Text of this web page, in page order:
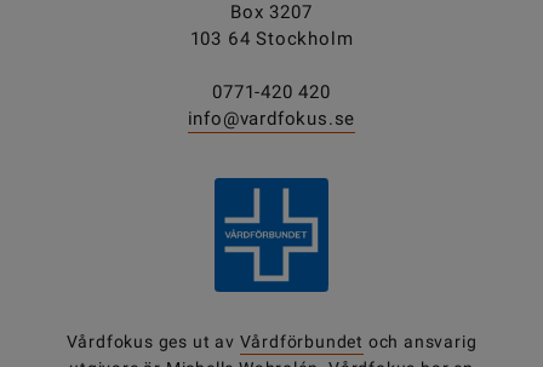
Box 3207
103 64 Stockholm
0771-420 420
info@vardfokus.se
Vårdfokus ges ut av Vårdförbundet och ansvarig